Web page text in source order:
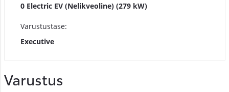
0 Electric EV (Nelikveoline) (279 kW)
Varustustase:
Executive
Varustus